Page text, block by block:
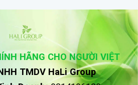
HÃNG CHO NGƯỜI VIỆT
TMDV HaLi Group